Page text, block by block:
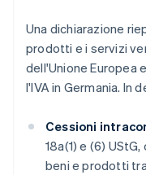
Una dichiarazione
prodotti e i servizi
dell'Unione Europea
l'IVA in Germania. In
Cessioni
18a(1) e (6)
beni e prodotti